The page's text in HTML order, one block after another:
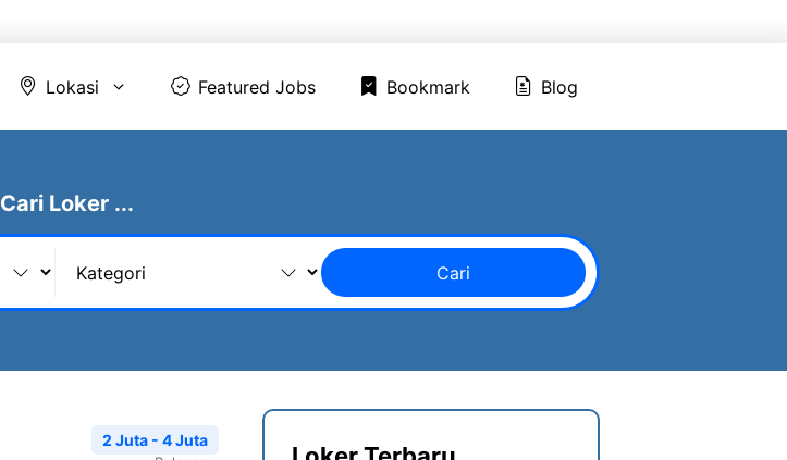
Lokasi Featured Jobs Bookmark Blog
Cari Loker ...
Cari
2 Juta - 4 Juta